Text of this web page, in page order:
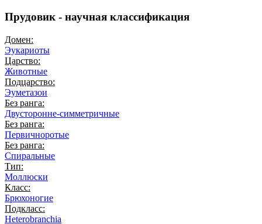
Прудовик - научная классификация
Домен:
Эукариоты
Царство:
Животные
Подцарство:
Эуметазои
Без ранга:
Двусторонне-симметричные
Без ранга:
Первичноротые
Без ранга:
Спиральные
Тип:
Моллюски
Класс:
Брюхоногие
Подкласс:
Heterobranchia